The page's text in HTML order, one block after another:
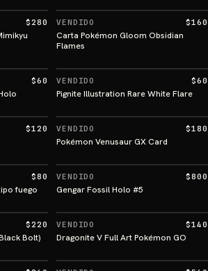
$280 VENDIDO $160
Carta Pokémon Gloom Obsidian
Flames
$60 VENDIDO $60
Pignite Illustration Rare White Flare
$120 VENDIDO $180
Pokémon Venusaur GX Card
$80
fuego
VENDIDO $800
Gengar Fossil Holo #5
$220
Bolt)
VENDIDO $140
Dragonite V Full Art Pokémon GO